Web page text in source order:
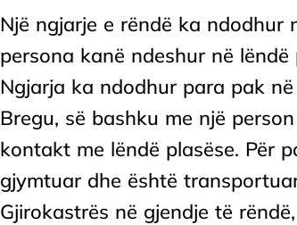
Një ngjarje e rëndë ka ndodhur
persona kanë ndeshur në
Ngjarja ka ndodhur para pak
Bregu, së bashku me një
kontakt me lëndë plasëse. Për
gjymtuar dhe është
Gjirokastrës në gjendje të